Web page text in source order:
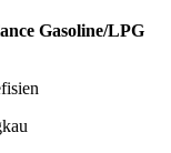
Gasoline/LPG